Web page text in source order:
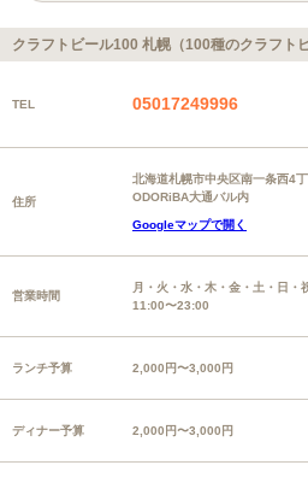
クラフトビール100 札幌（100種のクラフト
TEL 05017249996
住所
北海道札幌市中央区南一条西4
ODORiBA大通バル内
Googleマップで開く
営業時間
月・火・水・木・金・土・日・
11:00〜23:00
ランチ予算 2,000円〜3,000円
ディナー予算 2,000円〜3,000円